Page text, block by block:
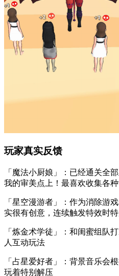
玩家真实反馈
「魔法小厨娘」：已经通关全
我的审美点上！最喜欢收集各
「星空漫游者」：作为消除游
实很有创意，连续触发特效时
「炼金术学徒」：和闺蜜组队
人互动玩法
「占星爱好者」：背景音乐会
玩着特别解压